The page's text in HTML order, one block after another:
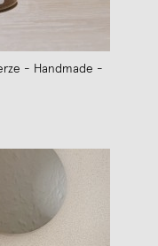
- Handmade -